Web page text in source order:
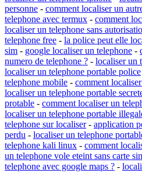
personne - comment localiser un
telephone avec termux - comment
localiser un telephone sans
telephone free - la police peut elle
sim - google localiser un telephone -
numero de telephone ? - localiser un
localiser un telephone portable police
telephone mobile - comment
localiser un telephone portable
protable - comment localiser un
localiser un telephone portable
telephone sur localiser- application
perdu - localiser un telephone
telephone kali linux - comment
un telephone vole eteint sans carte
telephone avec google maps ? -